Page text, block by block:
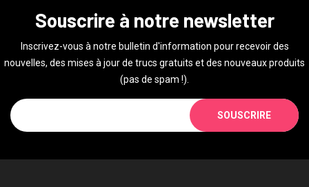
Souscrire à notre newsletter
Inscrivez-vous à notre bulletin d'information pour recevoir des
nouvelles, des mises à jour de trucs gratuits et des nouveaux produits
(pas de spam !).
SOUSCRIRE